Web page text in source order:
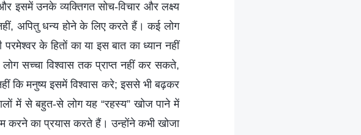
इसमें उनके व्यक्तिगत सोच-विचार और लक्ष्य
अपितु धन्य होने के लिए करते हैं। कई लोग
के हितों का या इस बात का ध्यान नहीं
सच्चा विश्वास तक प्राप्त नहीं कर सकते,
कि मनुष्य इसमें विश्वास करे; इससे भी बढ़कर
में से बहुत-से लोग यह “रहस्य” खोज पाने में
करने का प्रयास करते हैं। उन्होंने कभी खोजा